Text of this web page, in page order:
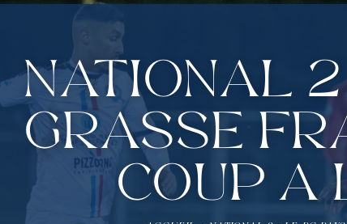
National 2
Grasse
coup à